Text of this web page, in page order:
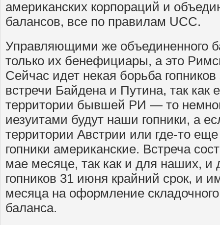
американских корпораций и
балансов, все по правилам UCC.
Управляющими же объединенного
только их бенефициары, а это
Сейчас идет некая борьба
встречи Байдена и Путина, так как
территории бывшей РИ — то
иезуитами будут наши гопники, а
территории Австрии или где-то
гопники американские. Встреча
мае месяце, так как и для наших, и
гопников 31 июня крайний срок, и
месяца на оформление
баланса.